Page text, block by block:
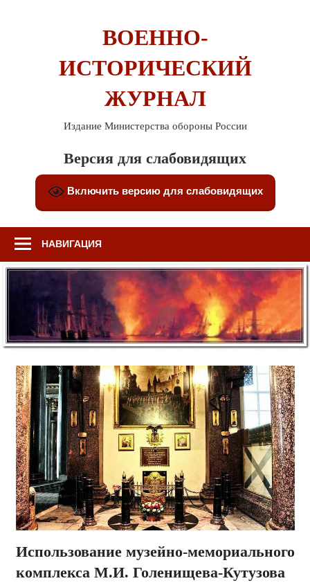
ВОЕННО-
ИСТОРИЧЕСКИЙ
ЖУРНАЛ
Издание Министерства обороны России
Версия для слабовидящих
Включить версию для слабовидящих
НАВИГАЦИЯ
Использование музейно-мемориального
комплекса М.И. Голенищева-Кутузова